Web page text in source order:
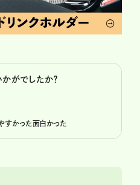
がでしたか？
すかった面白かった